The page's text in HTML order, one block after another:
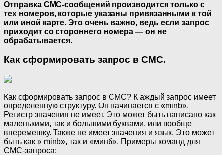
Отправка СМС-сообщений производится только с
тех номеров, которые указаны привязанными к той
или иной карте. Это очень важно, ведь если запрос
приходит со стороннего номера — он не
обрабатывается.
Как сформировать запрос в СМС.
Как сформировать запрос в СМС? К аждый запрос имеет
определенную структуру. Он начинается с «minb».
Регистр значения не имеет. Это может быть написано как
маленькими, так и большими буквами, или вообще
вперемешку. Также не имеет значения и язык. Это может
быть как » minb», так и «минб». Примеры команд для
СМС-запроса: